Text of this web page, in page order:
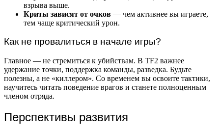
взрыва выше.
Криты зависят от очков — чем активнее вы играете,
тем чаще критический урон.
Как не провалиться в начале игры?
Главное — не стремиться к убийствам. В TF2 важнее
удержание точки, поддержка команды, разведка. Будьте
полезны, а не «киллером». Со временем вы освоите тактики,
научитесь читать поведение врагов и станете полноценным
членом отряда.
Перспективы развития